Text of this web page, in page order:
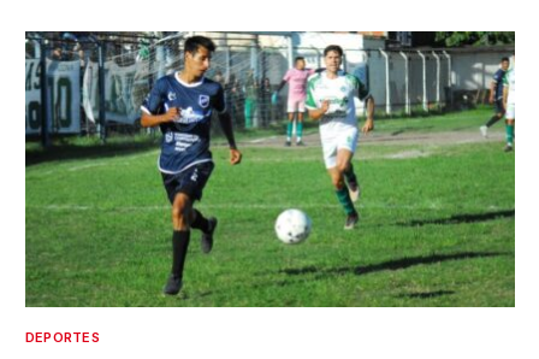
DEPORTES